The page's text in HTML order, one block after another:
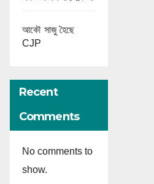
আকৌ সাজু হৈছে
CJP
Recent
Comments
No comments to
show.